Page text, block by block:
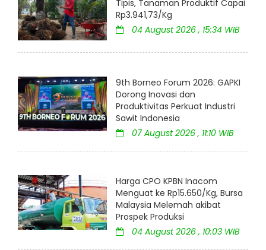
Tipis, Tanaman Produktif Capai
Rp3.941,73/Kg
04 August 2026 , 15:34 WIB
9th Borneo Forum 2026: GAPKI
Dorong Inovasi dan
Produktivitas Perkuat Industri
Sawit Indonesia
07 August 2026 , 11:10 WIB
Harga CPO KPBN Inacom
Menguat ke Rp15.650/Kg, Bursa
Malaysia Melemah akibat
Prospek Produksi
04 August 2026 , 10:03 WIB